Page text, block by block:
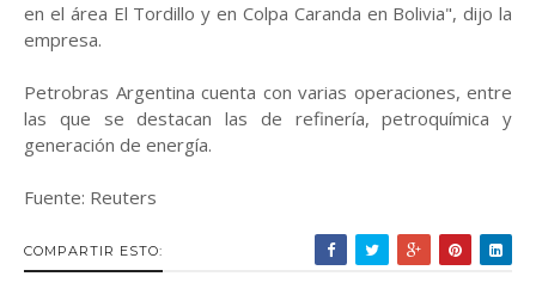
en el área El Tordillo y en Colpa Caranda en Bolivia", dijo la
empresa.
Petrobras Argentina cuenta con varias operaciones, entre
las que se destacan las de refinería, petroquímica y
generación de energía.
Fuente: Reuters
COMPARTIR ESTO: